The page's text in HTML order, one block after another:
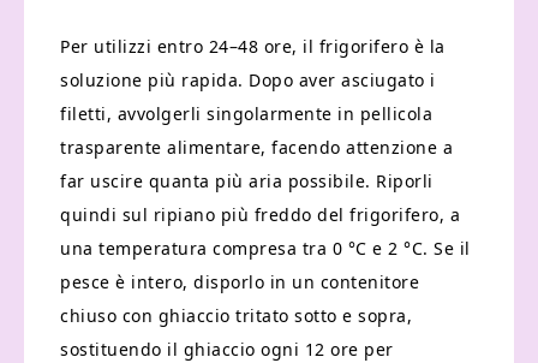
Per utilizzi entro 24–48 ore, il frigorifero è la
soluzione più rapida. Dopo aver asciugato i
filetti, avvolgerli singolarmente in pellicola
trasparente alimentare, facendo attenzione a
far uscire quanta più aria possibile. Riporli
quindi sul ripiano più freddo del frigorifero, a
una temperatura compresa tra 0 °C e 2 °C. Se il
pesce è intero, disporlo in un contenitore
chiuso con ghiaccio tritato sotto e sopra,
sostituendo il ghiaccio ogni 12 ore per